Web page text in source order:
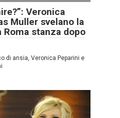
Veronica
Muller svelano la
Roma stanza dopo
di ansia, Veronica Peparini e